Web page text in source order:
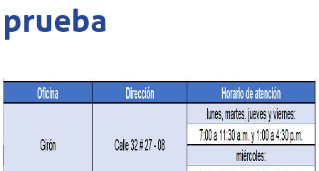
prueba